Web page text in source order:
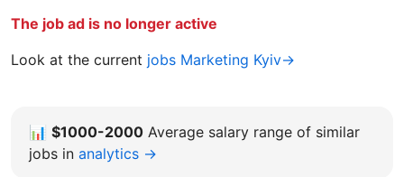
The job ad is no longer active
Look at the current jobs Marketing Kyiv→
📊 $1000-2000 Average salary range of similar
jobs in analytics →